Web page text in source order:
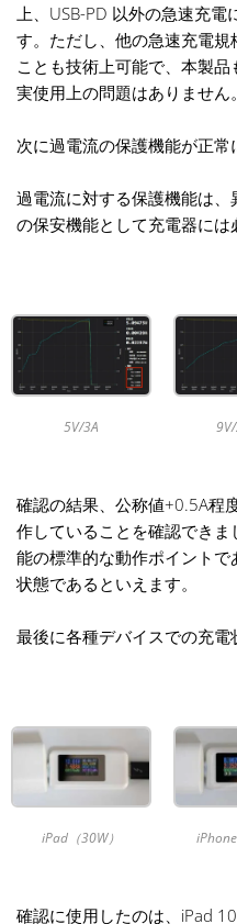
上、USB-PD 以外の急速充
す。ただし、他の急速充電規
ことも技術上可能で、本製品
実使用上の問題はありません。
次に過電流の保護機能が正常
過電流に対する保護機能は
の保安機能として充電器には
5V/3A
確認の結果、公称値+0.5A程
作していることを確認でき
能の標準的な動作ポイント
状態であるといえます。
最後に各種デバイスでの充電
iPad（30W）
確認に使用したのは、iPad